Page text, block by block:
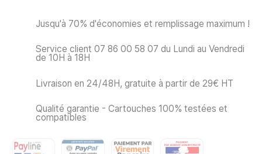
Jusqu'à 70% d'économies et remplissage maximum !
Service client 07 86 00 58 07 du Lundi au Vendredi
de 10H à 18H
Livraison en 24/48H, gratuite à partir de 29€ HT
Qualité garantie - Cartouches 100% testées et
compatibles